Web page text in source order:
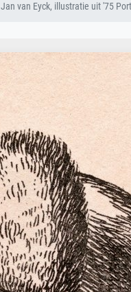
Jan van Eyck, illustratie uit '75